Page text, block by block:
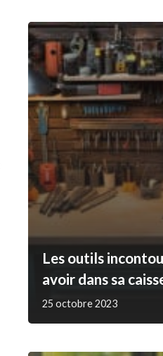
Les outils
avoir dans sa
25 octobre 2023